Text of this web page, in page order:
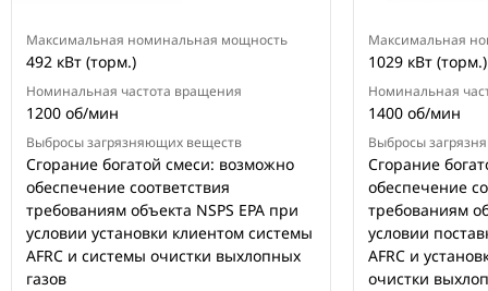
Максимальная номинальная мощность
492 кВт (торм.)
Номинальная частота вращения
1200 об/мин
Выбросы загрязняющих веществ
Сгорание богатой смеси: возможно
обеспечение соответствия
требованиям объекта NSPS EPA при
условии установки клиентом системы
AFRC и системы очистки выхлопных
газов
Максимальная
1029 кВт (торм.)
Номинальная
1400 об/мин
Выбросы
Сгорание
обеспечение
требованиям
условии
AFRC и
очистки